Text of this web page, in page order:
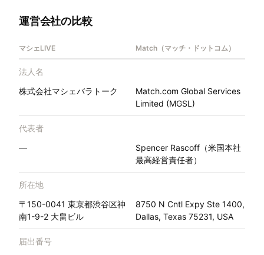
運営会社の比較
マシェLIVE Match（マッチ・ドットコム）
法人名
株式会社マシェバラトーク
Match.com Global Services
Limited (MGSL)
代表者
—
Spencer Rascoff（米国本社
最高経営責任者）
所在地
〒150-0041 東京都渋谷区神
南1-9-2 大畠ビル
8750 N Cntl Expy Ste 1400,
Dallas, Texas 75231, USA
届出番号